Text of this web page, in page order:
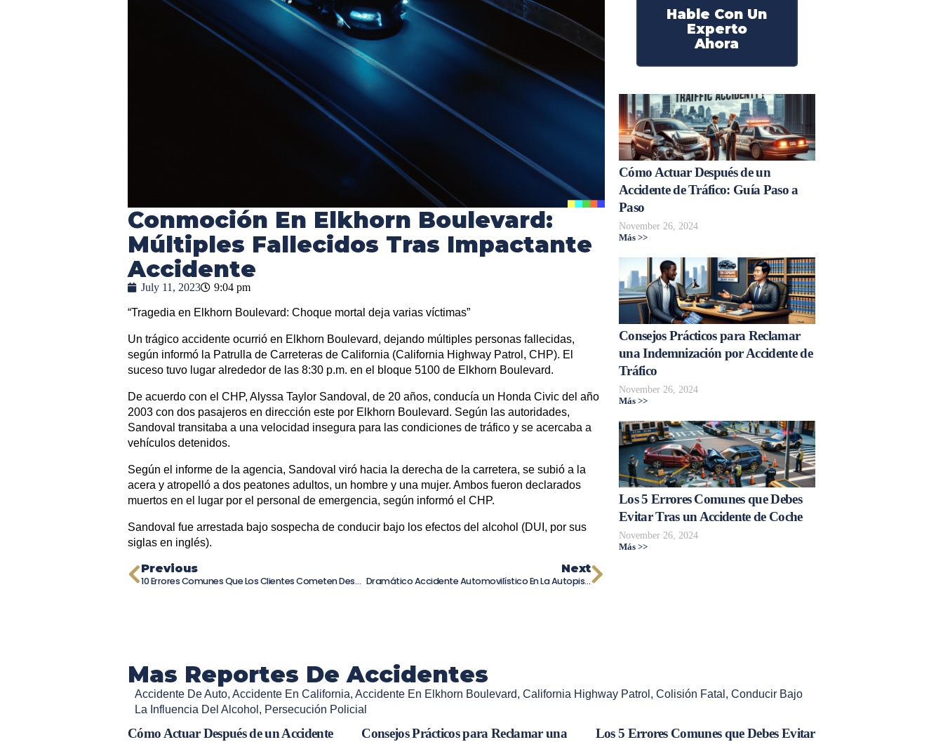
Conmoción En Elkhorn Boulevard:
Múltiples Fallecidos Tras Impactante
Accidente
July 11, 2023 9:04 pm
“Tragedia en Elkhorn Boulevard: Choque mortal deja varias víctimas”
Un trágico accidente ocurrió en Elkhorn Boulevard, dejando múltiples personas fallecidas,
según informó la Patrulla de Carreteras de California (California Highway Patrol, CHP). El
suceso tuvo lugar alrededor de las 8:30 p.m. en el bloque 5100 de Elkhorn Boulevard.
De acuerdo con el CHP, Alyssa Taylor Sandoval, de 20 años, conducía un Honda Civic del año
2003 con dos pasajeros en dirección este por Elkhorn Boulevard. Según las autoridades,
Sandoval transitaba a una velocidad insegura para las condiciones de tráfico y se acercaba a
vehículos detenidos.
Según el informe de la agencia, Sandoval viró hacia la derecha de la carretera, se subió a la
acera y atropelló a dos peatones adultos, un hombre y una mujer. Ambos fueron declarados
muertos en el lugar por el personal de emergencia, según informó el CHP.
Sandoval fue arrestada bajo sospecha de conducir bajo los efectos del alcohol (DUI, por sus
siglas en inglés).
Previous
10 Errores Comunes Que Los Clientes Cometen Después De Un Accidente De Auto
Next
Dramático Accidente Automovilístico En La Autopista 15: Dos Helicópteros Aterrizan En La Escena
Hable Con Un
Experto
Ahora
Cómo Actuar Después de un
Accidente de Tráfico: Guía Paso a
Paso
November 26, 2024
Más >>
Consejos Prácticos para Reclamar
una Indemnización por Accidente de
Tráfico
November 26, 2024
Más >>
Los 5 Errores Comunes que Debes
Evitar Tras un Accidente de Coche
November 26, 2024
Más >>
Mas Reportes De Accidentes
Accidente De Auto, Accidente En California, Accidente En Elkhorn Boulevard, California Highway Patrol , Colisión Fatal , Conducir Bajo
La Influencia Del Alcohol , Persecución Policial
Cómo Actuar Después de un Accidente
Consejos Prácticos para Reclamar una
Los 5 Errores Comunes que Debes Evitar